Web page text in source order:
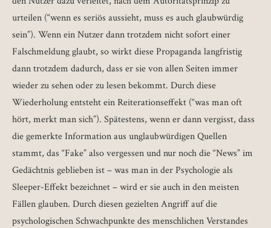
urteilen (“wenn es seriös aussieht, muss es auch glaubwürdig
sein”). Wenn ein Nutzer dann trotzdem nicht sofort einer
Falschmeldung glaubt, so wirkt diese Propaganda langfristig
dann trotzdem dadurch, dass er sie von allen Seiten immer
wieder zu sehen oder zu lesen bekommt. Durch diese
Wiederholung entsteht ein Reiterationseffekt (“was man oft
hört, merkt man sich”). Spätestens, wenn er dann vergisst, dass
die gemerkte Information aus unglaubwürdigen Quellen
stammt, das “Fake” also vergessen und nur noch die “News” im
Gedächtnis geblieben ist – was man in der Psychologie als
Sleeper-Effekt bezeichnet – wird er sie auch in den meisten
Fällen glauben. Durch diesen gezielten Angriff auf die
psychologischen Schwachpunkte des menschlichen Verstandes